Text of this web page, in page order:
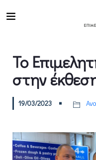
Το
στην
19/03/2023